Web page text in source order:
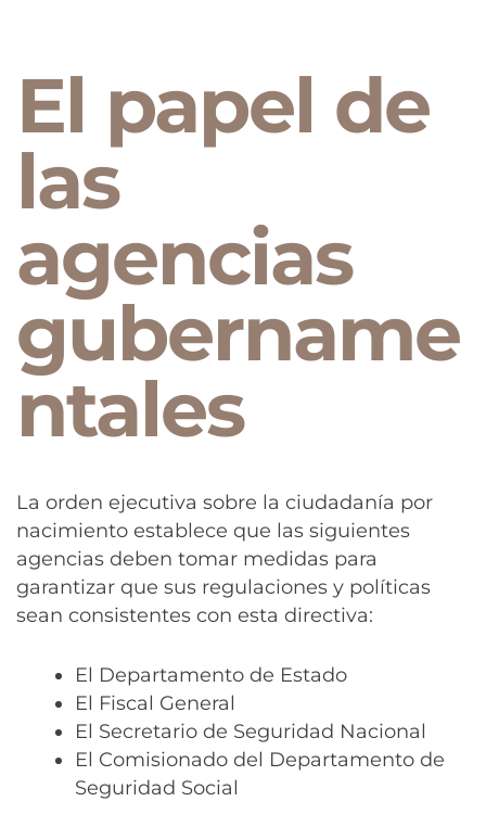
El papel de
las
agencias
gubername
ntales
La orden ejecutiva sobre la ciudadanía por
nacimiento establece que las siguientes
agencias deben tomar medidas para
garantizar que sus regulaciones y políticas
sean consistentes con esta directiva:
El Departamento de Estado
El Fiscal General
El Secretario de Seguridad Nacional
El Comisionado del Departamento de
Seguridad Social